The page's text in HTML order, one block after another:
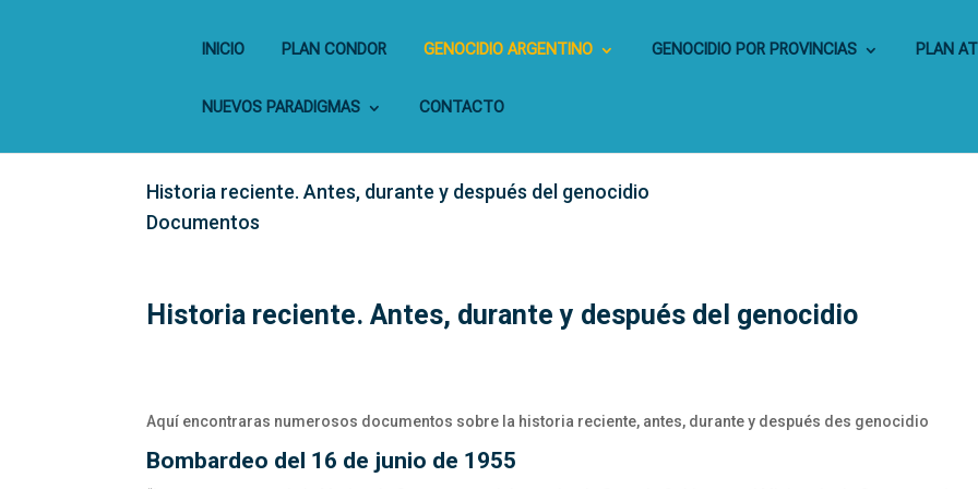
INICIO PLAN CONDOR GENOCIDIO ARGENTINO GENOCIDIO POR PROVINCIAS PLAN
NUEVOS PARADIGMAS CONTACTO
Historia reciente. Antes, durante y después del genocidio
Documentos
Historia reciente. Antes, durante y después del genocidio
Aquí encontraras numerosos documentos sobre la historia reciente, antes, durante y después des genocidio
Bombardeo del 16 de junio de 1955